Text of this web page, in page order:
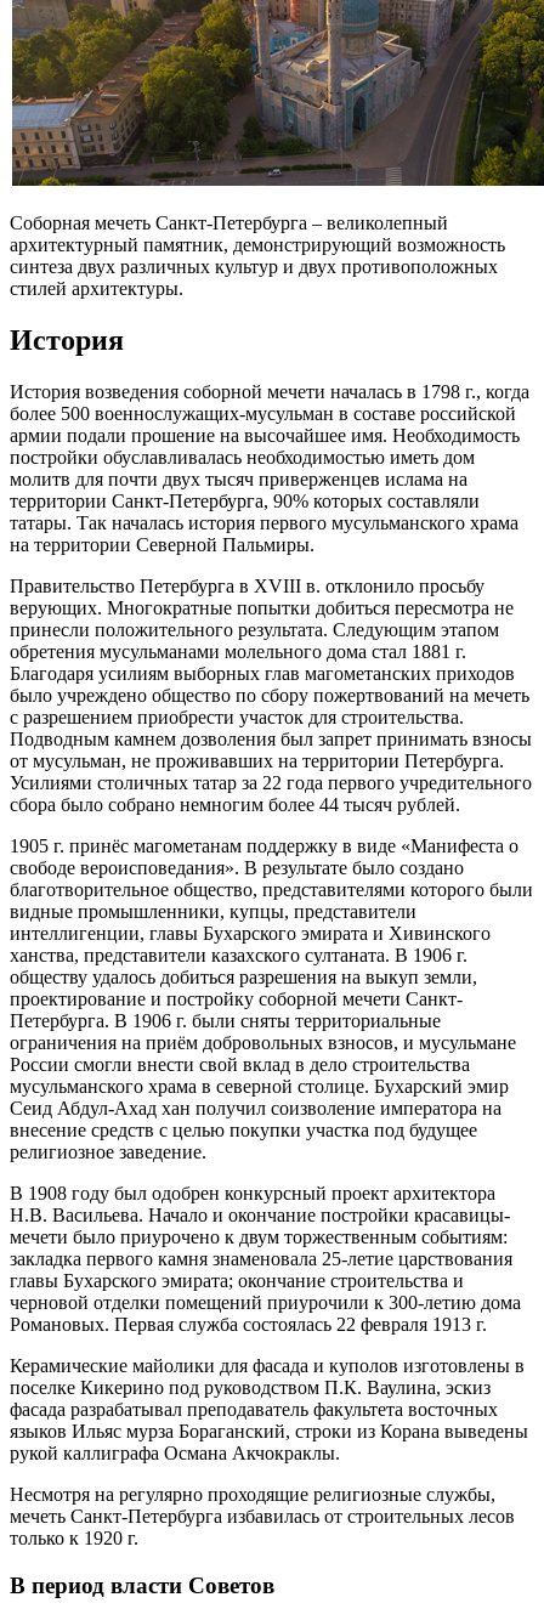
Соборная мечеть Санкт-Петербурга – великолепный
архитектурный памятник, демонстрирующий возможность
синтеза двух различных культур и двух противоположных
стилей архитектуры.
История
История возведения соборной мечети началась в 1798 г., когда
более 500 военнослужащих-мусульман в составе российской
армии подали прошение на высочайшее имя. Необходимость
постройки обуславливалась необходимостью иметь дом
молитв для почти двух тысяч приверженцев ислама на
территории Санкт-Петербурга, 90% которых составляли
татары. Так началась история первого мусульманского храма
на территории Северной Пальмиры.
Правительство Петербурга в XVIII в. отклонило просьбу
верующих. Многократные попытки добиться пересмотра не
принесли положительного результата. Следующим этапом
обретения мусульманами молельного дома стал 1881 г.
Благодаря усилиям выборных глав магометанских приходов
было учреждено общество по сбору пожертвований на мечеть
с разрешением приобрести участок для строительства.
Подводным камнем дозволения был запрет принимать взносы
от мусульман, не проживавших на территории Петербурга.
Усилиями столичных татар за 22 года первого учредительного
сбора было собрано немногим более 44 тысяч рублей.
1905 г. принёс магометанам поддержку в виде «Манифеста о
свободе вероисповедания». В результате было создано
благотворительное общество, представителями которого были
видные промышленники, купцы, представители
интеллигенции, главы Бухарского эмирата и Хивинского
ханства, представители казахского султаната. В 1906 г.
обществу удалось добиться разрешения на выкуп земли,
проектирование и постройку соборной мечети Санкт-
Петербурга. В 1906 г. были сняты территориальные
ограничения на приём добровольных взносов, и мусульмане
России смогли внести свой вклад в дело строительства
мусульманского храма в северной столице. Бухарский эмир
Сеид Абдул-Ахад хан получил соизволение императора на
внесение средств с целью покупки участка под будущее
религиозное заведение.
В 1908 году был одобрен конкурсный проект архитектора
Н.В. Васильева. Начало и окончание постройки красавицы-
мечети было приурочено к двум торжественным событиям:
закладка первого камня знаменовала 25-летие царствования
главы Бухарского эмирата; окончание строительства и
черновой отделки помещений приурочили к 300-летию дома
Романовых. Первая служба состоялась 22 февраля 1913 г.
Керамические майолики для фасада и куполов изготовлены в
поселке Кикерино под руководством П.К. Ваулина, эскиз
фасада разрабатывал преподаватель факультета восточных
языков Ильяс мурза Бораганский, строки из Корана выведены
рукой каллиграфа Османа Акчокраклы.
Несмотря на регулярно проходящие религиозные службы,
мечеть Санкт-Петербурга избавилась от строительных лесов
только к 1920 г.
В период власти Советов